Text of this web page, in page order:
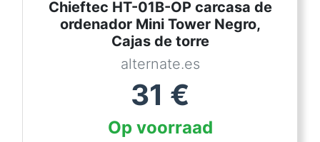
Chieftec HT-01B-OP carcasa de
ordenador Mini Tower Negro,
Cajas de torre
alternate.es
31 €
Op voorraad